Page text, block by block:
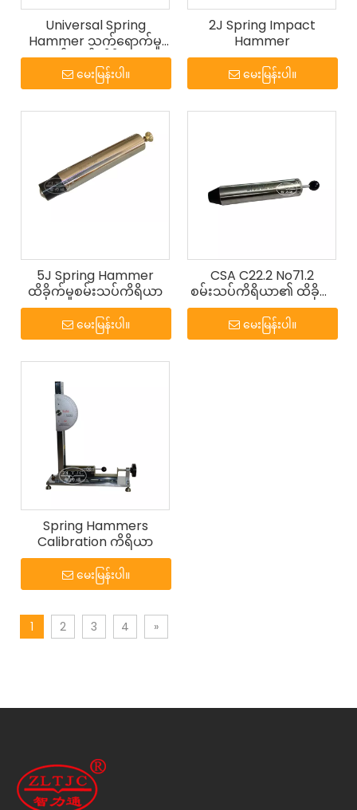
Universal Spring
Hammer သက်ရောက်မှု
စမ်းသပ်ကိရိယာ
မေးမြန်းပါ။
2J Spring Impact
Hammer
မေးမြန်းပါ။
5J Spring Hammer
ထိခိုက်မှုစမ်းသပ်ကိရိယာ
မေးမြန်းပါ။
CSA C22.2 No71.2
စမ်းသပ်ကိရိယာ၏ ထိခိုက်
မှုတူ
မေးမြန်းပါ။
Spring Hammers
Calibration ကိရိယာ
မေးမြန်းပါ။
1 2 3 4 »